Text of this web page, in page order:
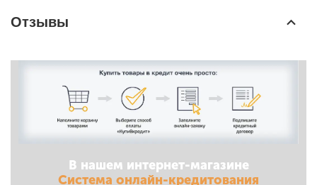
Отзывы
В нашем интернет-магазине
Система онлайн-кредитования